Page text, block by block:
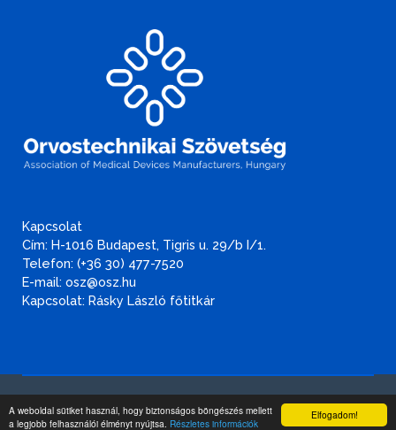
Elfogadom!
A weboldal sütiket használ, hogy biztonságos böngészés mellett
a legjobb felhasználói élményt nyújtsa. Részletes információk
Kapcsolat
Cím: H-1016 Budapest, Tigris u. 29/b I/1.
Telefon: (+36 30) 477-7520
E-mail: osz@osz.hu
Kapcsolat: Rásky László főtitkár
Adatvédelmi és adatbiztonsági szabályzat.